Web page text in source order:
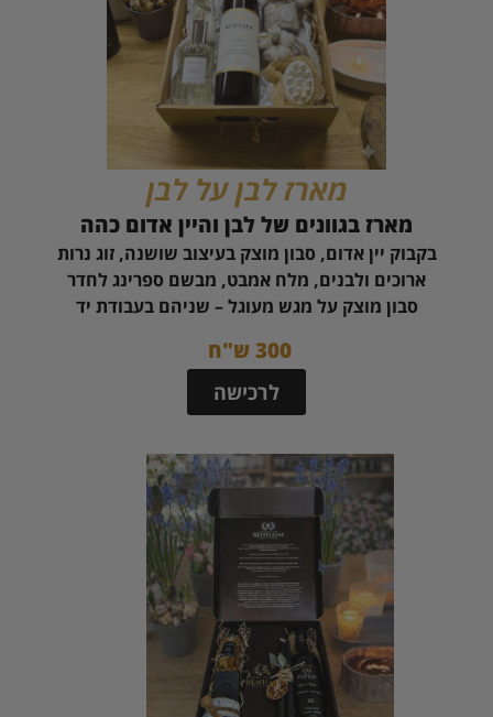
מארז לבן על לבן
מארז בגוונים של לבן והיין אדום כהה
בקבוק יין אדום, סבון מוצק בעיצוב שושנה, זוג נרות
ארוכים ולבנים, מלח אמבט, מבשם ספרינג לחדר
סבון מוצק על מגש מעוגל – שניהם בעבודת יד
300 ש"ח
לרכישה